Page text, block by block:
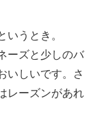
いうとき。
ーズと少しのバ
いしいです。さ
レーズンがあれ